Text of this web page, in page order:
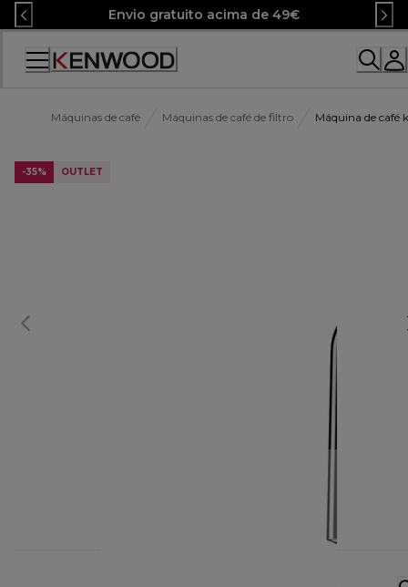
Skip
to
Content
Envio gratuito acima de 49€
Máquinas de café Máquinas de café de filtro Máquina de café
-35% OUTLET